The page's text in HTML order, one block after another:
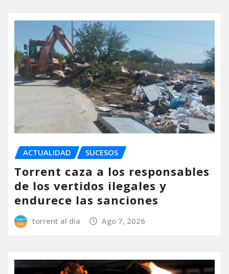
ACTUALIDAD SUCESOS
Torrent caza a los responsables
de los vertidos ilegales y
endurece las sanciones
torrent al dia Ago 7, 2026